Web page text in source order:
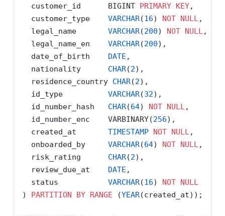
  customer_id      BIGINT
PRIMARY KEY,
  customer_type
VARCHAR(16) NOT NULL
  legal_name
VARCHAR(200) NOT NULL,
  legal_name_en
VARCHAR(200
  date_of_birth
DATE ,
  nationality
CHAR(2
  residence_country
CHAR(2),
  id_type
VARCHAR(32
  id_number_hash
CHAR(64) NOT NULL
  id_number_enc    VARBINARY(
256
  created_at
TIMESTAMP NOT NULL,
  onboarded_by
VARCHAR(64) NOT NULL
  risk_rating
CHAR(2
  review_due_at
DATE
  status
VARCHAR(16) NOT NULL
) PARTITION BY RANGE (YEAR(created_at));